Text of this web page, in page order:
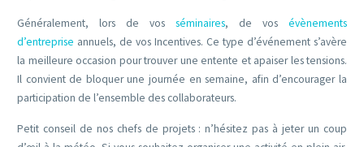
Généralement, lors de vos séminaires, de vos évènements
d’entreprise annuels, de vos Incentives. Ce type d’événement s’avère
la meilleure occasion pour trouver une entente et apaiser les tensions.
Il convient de bloquer une journée en semaine, afin d’encourager la
participation de l’ensemble des collaborateurs.
Petit conseil de nos chefs de projets : n’hésitez pas à jeter un coup